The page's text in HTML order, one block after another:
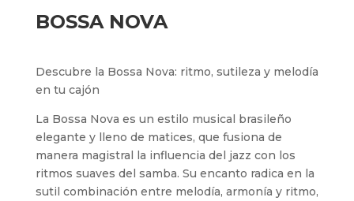
BOSSA NOVA
Descubre la Bossa Nova: ritmo, sutileza y melodía
en tu cajón
La Bossa Nova es un estilo musical brasileño
elegante y lleno de matices, que fusiona de
manera magistral la influencia del jazz con los
ritmos suaves del samba. Su encanto radica en la
sutil combinación entre melodía, armonía y ritmo,